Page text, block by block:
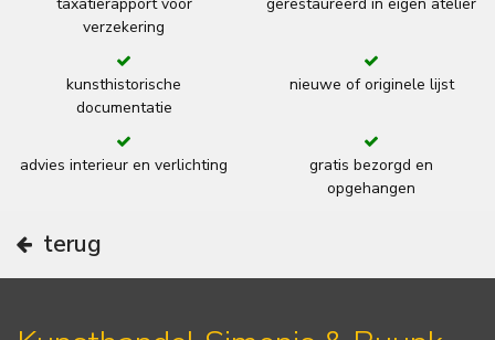
verzekering
kunsthistorische
documentatie
nieuwe of originele lijst
advies interieur en verlichting
gratis bezorgd en
opgehangen
terug